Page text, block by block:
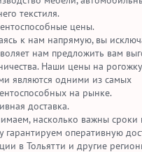
текстиля.
цены.
к нам напрямую, вы
нам предложить вам
Наши цены на
являются одними из самых
на рынке.
доставка.
насколько важны сроки
гарантируем оперативную
в Тольятти и другие